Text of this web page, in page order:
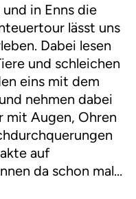
in Enns die
lässt uns
Dabei lesen
und schleichen
eins mit dem
nehmen dabei
mit Augen, Ohren
auf
da schon mal